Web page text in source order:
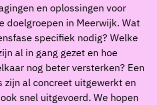
en oplossingen voor
doelgroepen in Meerwijk. Wat
specifiek nodig? Welke
al in gang gezet en hoe
nog beter versterken? Een
zijn al concreet uitgewerkt en
snel uitgevoerd. We hopen